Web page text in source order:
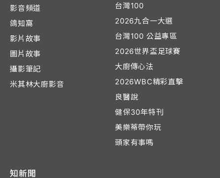
影音頻道
鴿知窩
影片故事
圖片故事
攝影筆記
米其林大廚影音
台灣100
2026九合一大選
台灣100 公益專區
2026世界盃足球賽
大廚傳心法
2026WBC精彩直擊
良醫說
健保30年特刊
美樂蒂帶你玩
頭家有事嗎
知新聞